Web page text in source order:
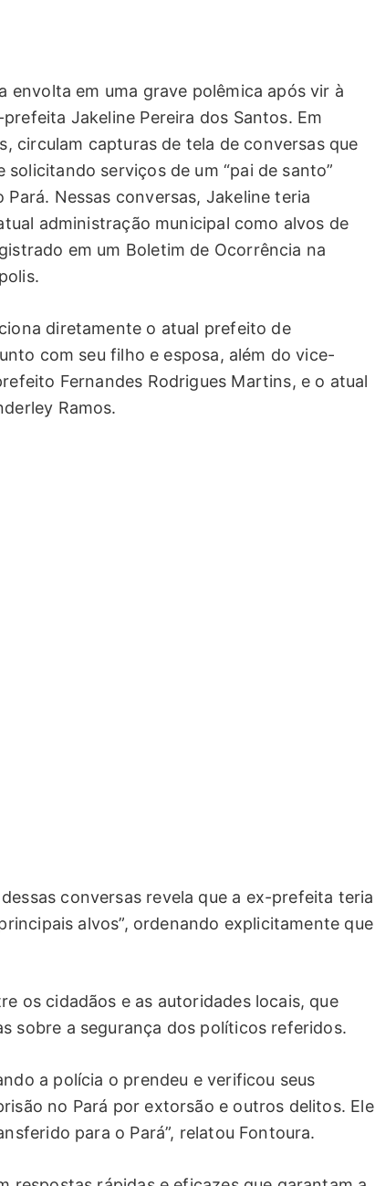
envolta em uma grave polêmica após vir à
Jakeline Pereira dos Santos. Em
circulam capturas de tela de conversas que
serviços de um “pai de santo”
Nessas conversas, Jakeline teria
administração municipal como alvos de
em um Boletim de Ocorrência na
diretamente o atual prefeito de
com seu filho e esposa, além do vice-
Fernandes Rodrigues Martins, e o atual
Ramos.
conversas revela que a ex-prefeita teria
alvos”, ordenando explicitamente que
os cidadãos e as autoridades locais, que
sobre a segurança dos políticos referidos.
a polícia o prendeu e verificou seus
no Pará por extorsão e outros delitos. Ele
para o Pará”, relatou Fontoura.